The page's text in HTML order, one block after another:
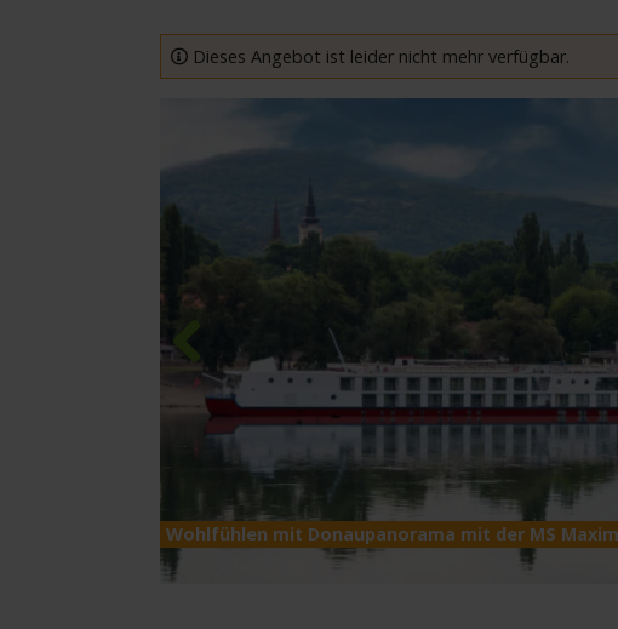
Dieses Angebot ist leider nicht mehr verfügbar.
Wohlfühlen mit Donaupanorama mit der MS
Previous